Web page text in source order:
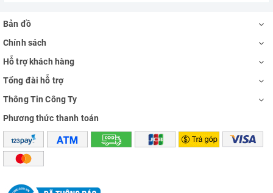
Bản đồ
Chính sách
Hỗ trợ khách hàng
Tổng đài hỗ trợ
Thông Tin Công Ty
Phương thức thanh toán